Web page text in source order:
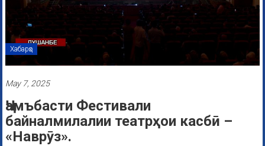
Хабарҳо
May 7, 2025
Ҷамъбасти Фестивали
байналмилалии театрҳои касбӣ –
«Наврӯз».